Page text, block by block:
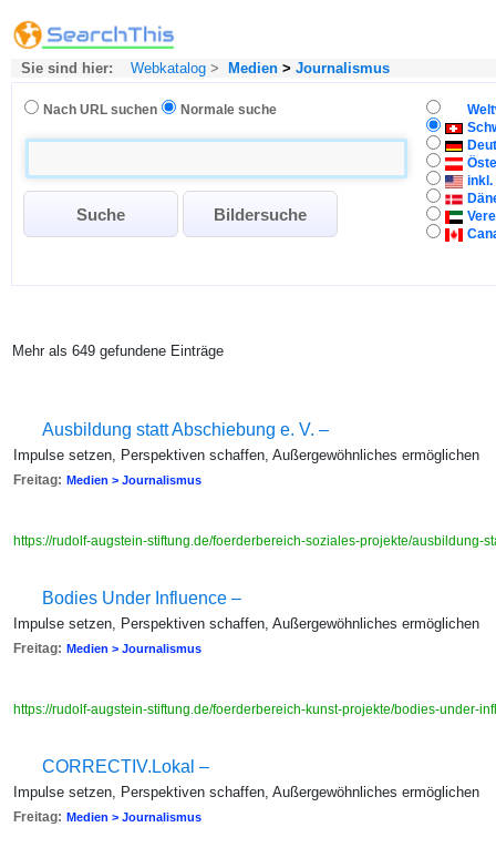
Sie sind hier: Webkatalog > Medien > Journalismus
Nach URL suchen Normale suche
inkl.
Mehr als 649 gefundene Einträge
Ausbildung statt Abschiebung e. V. –
Impulse setzen, Perspektiven schaffen, Außergewöhnliches ermöglichen
Freitag: Medien > Journalismus
https://rudolf-augstein-stiftung.de/foerderbereich-soziales-projekte/ausbildung-
Bodies Under Influence –
Impulse setzen, Perspektiven schaffen, Außergewöhnliches ermöglichen
Freitag: Medien > Journalismus
https://rudolf-augstein-stiftung.de/foerderbereich-kunst-projekte/bodies-under-
CORRECTIV.Lokal –
Impulse setzen, Perspektiven schaffen, Außergewöhnliches ermöglichen
Freitag: Medien > Journalismus